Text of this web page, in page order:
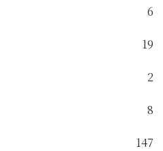
6
19
2
8
147